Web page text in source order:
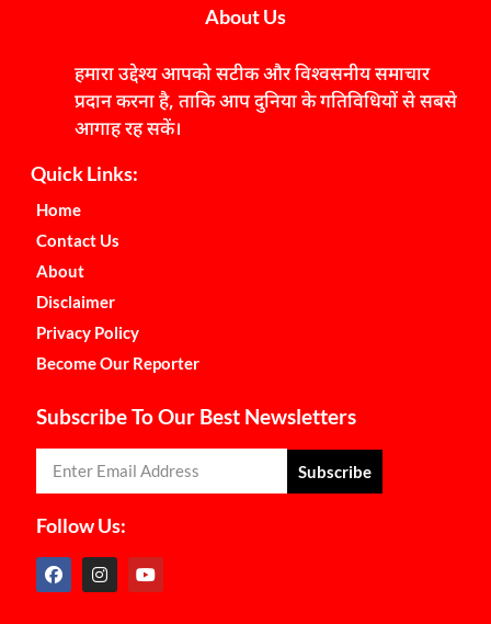
About Us
हमारा उद्देश्य आपको सटीक और विश्वसनीय समाचार
प्रदान करना है, ताकि आप दुनिया के गतिविधियों से सबसे
आगाह रह सकें।
Quick Links:
Home
Contact Us
About
Disclaimer
Privacy Policy
Become Our Reporter
Subscribe To Our Best Newsletters
Subscribe
Follow Us: